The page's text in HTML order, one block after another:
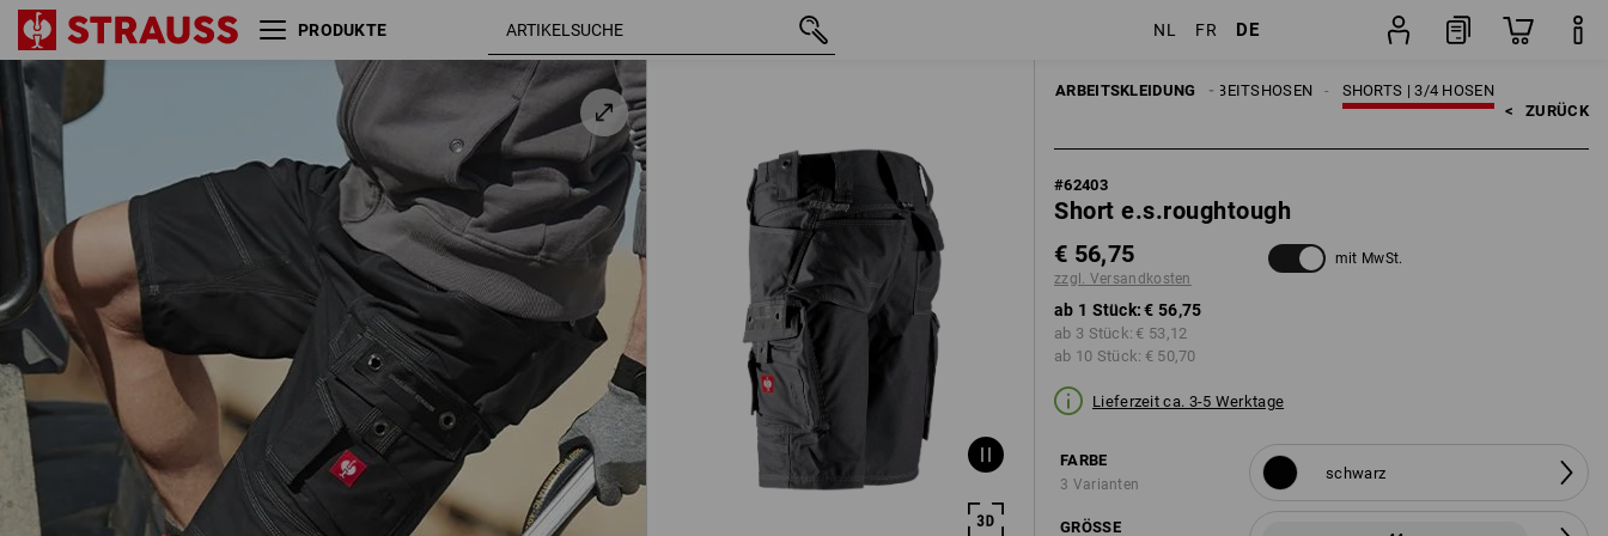
PRODUKTE NL FR DE
ARBEITSKLEIDUNG SHORTS | 3/4 HOSEN
ARBEITSHOSEN
HERREN
< ZURÜCK
#62403
Short e.s.roughtough
€ 56,75
zzgl. Versandkosten
mit MwSt.
ab 1 Stück: € 56,75
ab 3 Stück: € 53,12
ab 10 Stück: € 50,70
Lieferzeit ca. 3-5 Werktage
FARBE
3 Varianten
schwarz
GRÖSSE
Short e.s.roughtough schwarz 44 € 56,75